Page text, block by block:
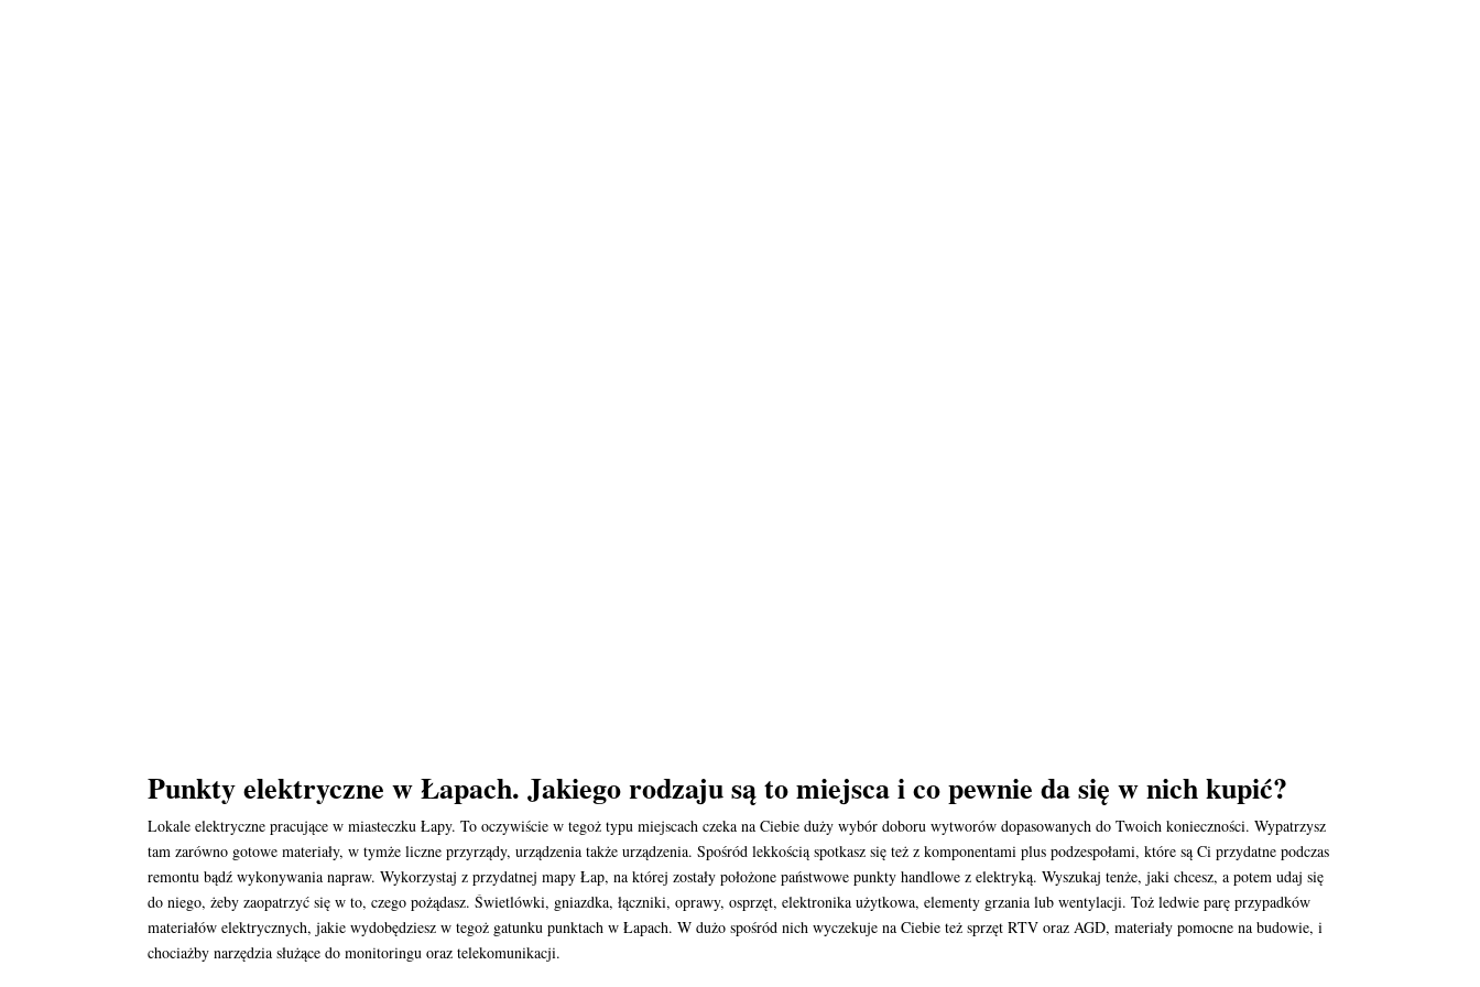
Punkty elektryczne w Łapach. Jakiego rodzaju są to miejsca i co pewnie da się w nich kupić?
Lokale elektryczne pracujące w miasteczku Łapy. To oczywiście w tegoż typu miejscach czeka na Ciebie duży wybór doboru wytworów dopasowanych do Twoich konieczności. Wypatrzysz
tam zarówno gotowe materiały, w tymże liczne przyrządy, urządzenia także urządzenia. Spośród lekkością spotkasz się też z komponentami plus podzespołami, które są Ci przydatne podczas
remontu bądź wykonywania napraw. Wykorzystaj z przydatnej mapy Łap, na której zostały położone państwowe punkty handlowe z elektryką. Wyszukaj tenże, jaki chcesz, a potem udaj się
do niego, żeby zaopatrzyć się w to, czego pożądasz. Świetlówki, gniazdka, łączniki, oprawy, osprzęt, elektronika użytkowa, elementy grzania lub wentylacji. Toż ledwie parę przypadków
materiałów elektrycznych, jakie wydobędziesz w tegoż gatunku punktach w Łapach. W dużo spośród nich wyczekuje na Ciebie też sprzęt RTV oraz AGD, materiały pomocne na budowie, i
chociażby narzędzia służące do monitoringu oraz telekomunikacji.